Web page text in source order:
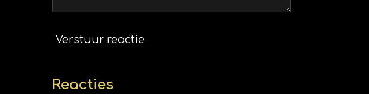
Verstuur reactie
Reacties